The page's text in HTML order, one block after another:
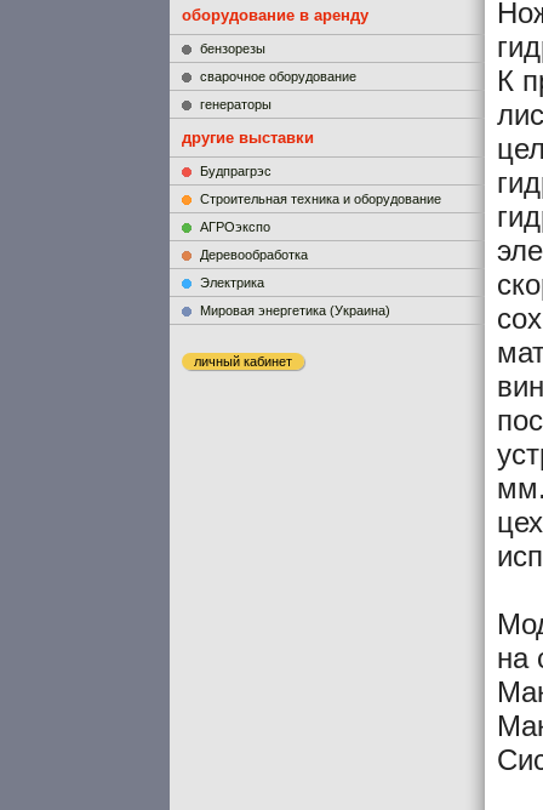
оборудование в аренду
бензорезы
сварочное оборудование
генераторы
другие выставки
Будпрагрэс
Строительная техника и оборудование
АГРОэкспо
Деревообработка
Электрика
Мировая энергетика (Украина)
личный кабинет
К
на